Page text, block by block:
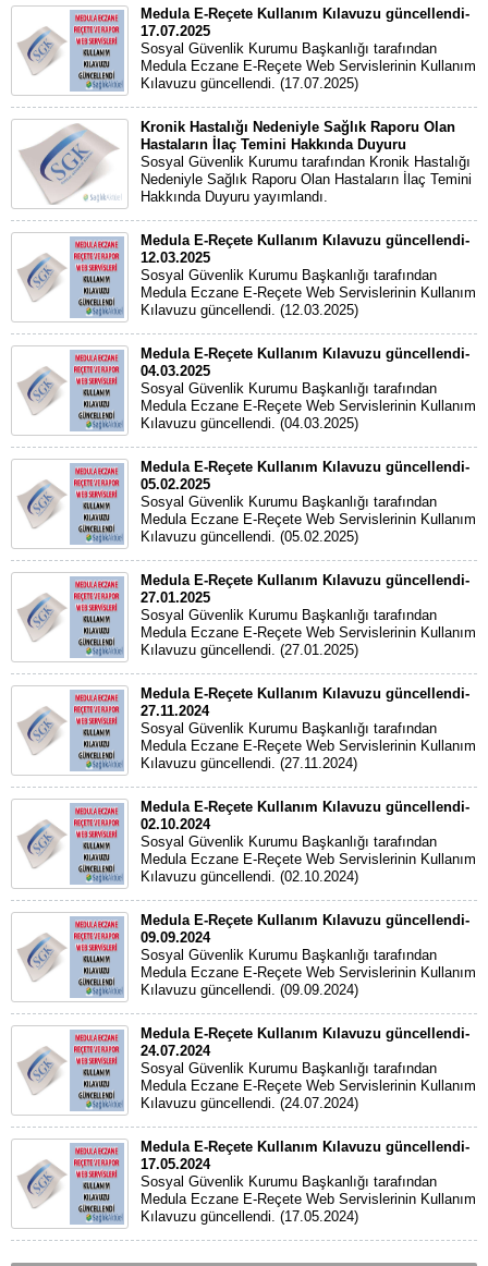
Medula E-Reçete Kullanım Kılavuzu güncellendi-
17.07.2025
Sosyal Güvenlik Kurumu Başkanlığı tarafından
Medula Eczane E-Reçete Web Servislerinin Kullanım
Kılavuzu güncellendi. (17.07.2025)
Kronik Hastalığı Nedeniyle Sağlık Raporu Olan
Hastaların İlaç Temini Hakkında Duyuru
Sosyal Güvenlik Kurumu tarafından Kronik Hastalığı
Nedeniyle Sağlık Raporu Olan Hastaların İlaç Temini
Hakkında Duyuru yayımlandı.
Medula E-Reçete Kullanım Kılavuzu güncellendi-
12.03.2025
Sosyal Güvenlik Kurumu Başkanlığı tarafından
Medula Eczane E-Reçete Web Servislerinin Kullanım
Kılavuzu güncellendi. (12.03.2025)
Medula E-Reçete Kullanım Kılavuzu güncellendi-
04.03.2025
Sosyal Güvenlik Kurumu Başkanlığı tarafından
Medula Eczane E-Reçete Web Servislerinin Kullanım
Kılavuzu güncellendi. (04.03.2025)
Medula E-Reçete Kullanım Kılavuzu güncellendi-
05.02.2025
Sosyal Güvenlik Kurumu Başkanlığı tarafından
Medula Eczane E-Reçete Web Servislerinin Kullanım
Kılavuzu güncellendi. (05.02.2025)
Medula E-Reçete Kullanım Kılavuzu güncellendi-
27.01.2025
Sosyal Güvenlik Kurumu Başkanlığı tarafından
Medula Eczane E-Reçete Web Servislerinin Kullanım
Kılavuzu güncellendi. (27.01.2025)
Medula E-Reçete Kullanım Kılavuzu güncellendi-
27.11.2024
Sosyal Güvenlik Kurumu Başkanlığı tarafından
Medula Eczane E-Reçete Web Servislerinin Kullanım
Kılavuzu güncellendi. (27.11.2024)
Medula E-Reçete Kullanım Kılavuzu güncellendi-
02.10.2024
Sosyal Güvenlik Kurumu Başkanlığı tarafından
Medula Eczane E-Reçete Web Servislerinin Kullanım
Kılavuzu güncellendi. (02.10.2024)
Medula E-Reçete Kullanım Kılavuzu güncellendi-
09.09.2024
Sosyal Güvenlik Kurumu Başkanlığı tarafından
Medula Eczane E-Reçete Web Servislerinin Kullanım
Kılavuzu güncellendi. (09.09.2024)
Medula E-Reçete Kullanım Kılavuzu güncellendi-
24.07.2024
Sosyal Güvenlik Kurumu Başkanlığı tarafından
Medula Eczane E-Reçete Web Servislerinin Kullanım
Kılavuzu güncellendi. (24.07.2024)
Medula E-Reçete Kullanım Kılavuzu güncellendi-
17.05.2024
Sosyal Güvenlik Kurumu Başkanlığı tarafından
Medula Eczane E-Reçete Web Servislerinin Kullanım
Kılavuzu güncellendi. (17.05.2024)